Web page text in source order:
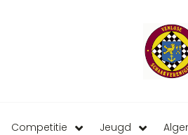
Competitie Jeugd